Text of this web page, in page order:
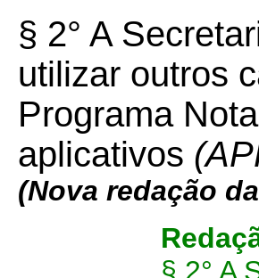
§ 2° A
utilizar outros
Programa
aplicativos
(Nova redação
§ 2° A